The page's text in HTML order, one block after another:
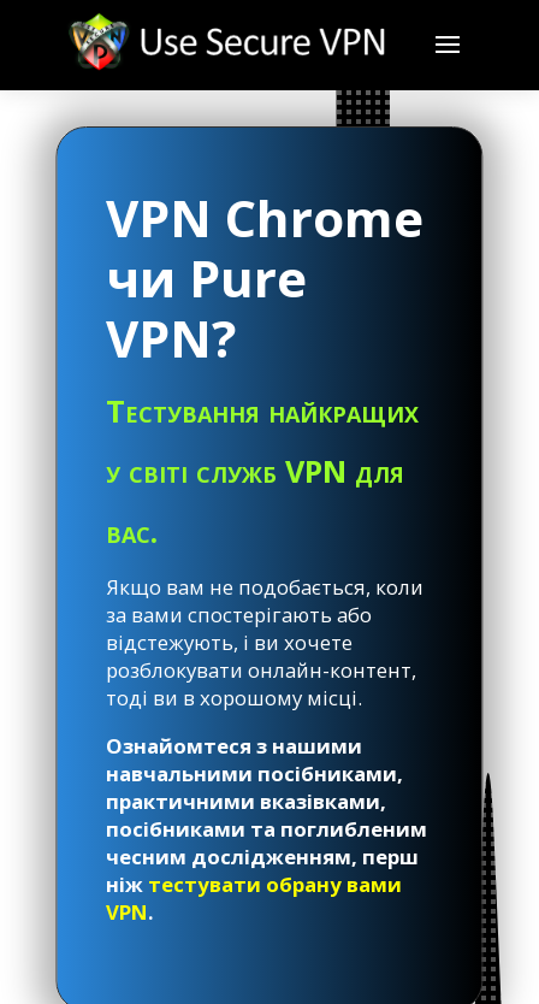
VPN Chrome
чи Pure
VPN?
Тестування найкращих
у світі служб VPN для
вас.
Якщо вам не подобається, коли
за вами спостерігають або
відстежують, і ви хочете
розблокувати онлайн-контент,
тоді ви в хорошому місці.
Ознайомтеся з нашими
навчальними посібниками,
практичними вказівками,
посібниками та поглибленим
чесним дослідженням, перш
ніж тестувати обрану вами
VPN.